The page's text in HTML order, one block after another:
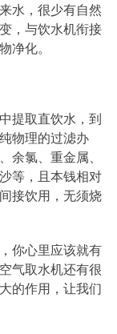
水，很少有自然
，与饮水机衔接
净化。
提取直饮水，到
物理的过滤办
余氯、重金属、
等，且本钱相对
接饮用，无须烧
你心里应该就有
气取水机还有很
的作用，让我们